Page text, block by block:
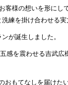
客様の想いを形にし
練を掛け合わせる実
が誕生しました。
感を震わせる吉武
おもてなしを届けた